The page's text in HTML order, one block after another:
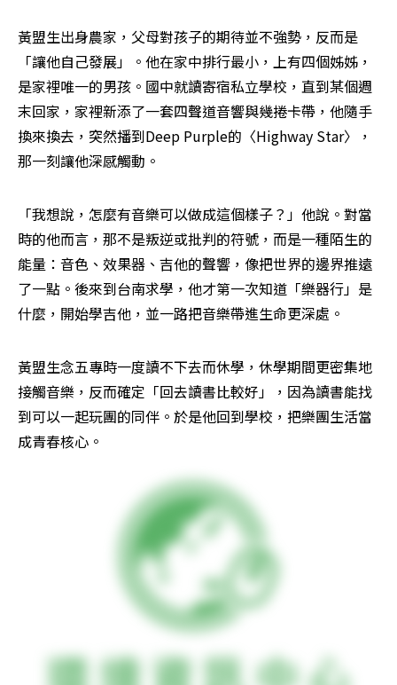
黃盟生出身農家，父母對孩子的期待並不強勢，反而是
「讓他自己發展」。他在家中排行最小，上有四個姊姊，
是家裡唯一的男孩。國中就讀寄宿私立學校，直到某個週
末回家，家裡新添了一套四聲道音響與幾捲卡帶，他隨手
換來換去，突然播到Deep Purple的〈Highway Star〉，
那一刻讓他深感觸動。
「我想說，怎麼有音樂可以做成這個樣子？」他說。對當
時的他而言，那不是叛逆或批判的符號，而是一種陌生的
能量：音色、效果器、吉他的聲響，像把世界的邊界推遠
了一點。後來到台南求學，他才第一次知道「樂器行」是
什麼，開始學吉他，並一路把音樂帶進生命更深處。
黃盟生念五專時一度讀不下去而休學，休學期間更密集地
接觸音樂，反而確定「回去讀書比較好」，因為讀書能找
到可以一起玩團的同伴。於是他回到學校，把樂團生活當
成青春核心。